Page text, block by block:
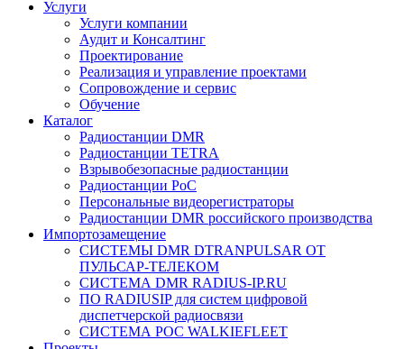
Услуги
Услуги компании
Аудит и Консалтинг
Проектирование
Реализация и управление проектами
Сопровождение и сервис
Обучение
Каталог
Радиостанции DMR
Радиостанции TETRA
Взрывобезопасные радиостанции
Радиостанции PoC
Персональные видеорегистраторы
Радиостанции DMR российского производства
Импортозамещение
СИСТЕМЫ DMR DTRANPULSAR ОТ
ПУЛЬСАР-ТЕЛЕКОМ
СИСТЕМА DMR RADIUS-IP.RU
ПО RADIUSIP для систем цифровой
диспетчерской радиосвязи
CИСТЕМА POC WALKIEFLEET